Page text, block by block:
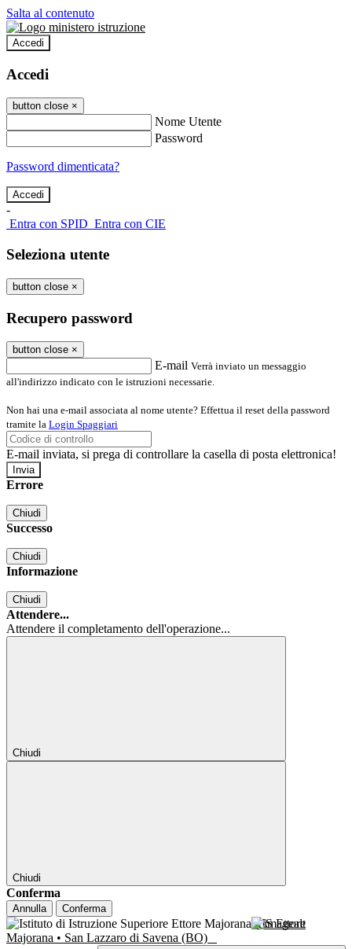
Salta al contenuto
Accedi
Accedi
button close ×
Nome Utente
Password
Password dimenticata?
-
Entra con SPID Entra con CIE
Seleziona utente
button close ×
Recupero password
button close ×
E-mail Verrà inviato un messaggio
all'indirizzo indicato con le istruzioni necessarie.
Non hai una e-mail associata al nome utente? Effettua il reset della password
tramite la Login Spaggiari
E-mail inviata, si prega di controllare la casella di posta elettronica!
Errore
Chiudi
Successo
Chiudi
Informazione
Chiudi
Attendere...
Attendere il completamento dell'operazione...
Chiudi
Chiudi
Conferma
Annulla Conferma
IIS Ettore
Majorana • San Lazzaro di Savena (BO)